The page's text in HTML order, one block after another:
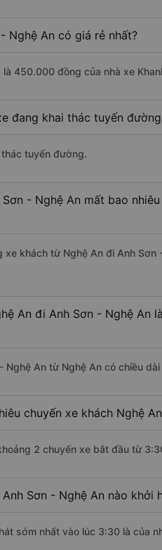
Nghệ An có giá rẻ nhất?
450.000 đồng của nhà xe
đang khai thác tuyến
tuyến đường.
- Nghệ An mất bao
xe khách từ Nghệ An đi Anh
An đi Anh Sơn - Nghệ An
An từ Nghệ An có chiều
chuyến xe khách Nghệ
2 chuyến xe bắt đầu từ
Sơn - Nghệ An nào khởi
sớm nhất vào lúc 3:30 là của